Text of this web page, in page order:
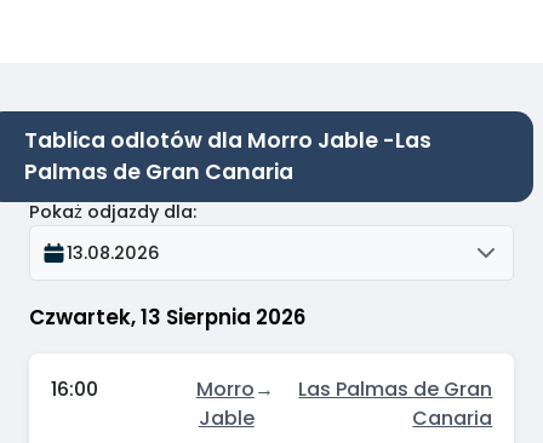
Tablica odlotów dla Morro Jable -Las
Palmas de Gran Canaria
Czwartek, 13 Sierpnia 2026
Pokaż odjazdy dla:
13.08.2026
16:00
Morro
Jable
→
Las Palmas de Gran
Canaria